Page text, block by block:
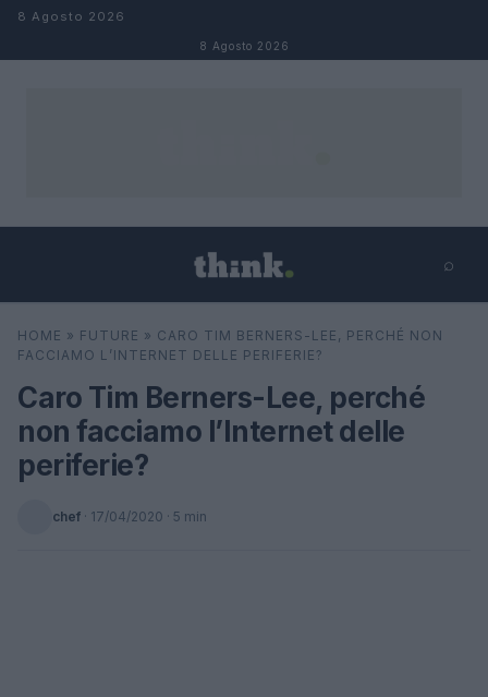
Salta al contenuto
8 Agosto 2026
8 Agosto 2026
⌕
Cerca ⌕
HOME » FUTURE » CARO TIM BERNERS-LEE, PERCHÉ NON
FACCIAMO L’INTERNET DELLE PERIFERIE?
Caro Tim Berners-Lee, perché
non facciamo l’Internet delle
periferie?
chef · 17/04/2020 · 5 min